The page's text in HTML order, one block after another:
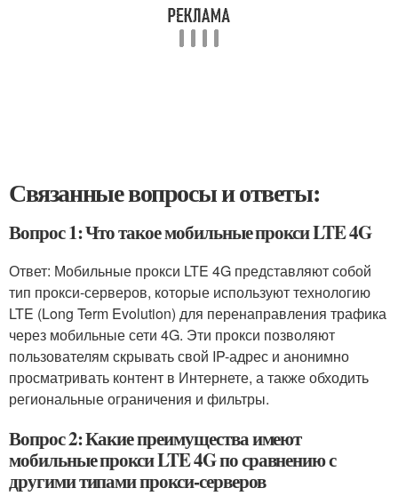
Связанные вопросы и ответы:
Вопрос 1: Что такое мобильные прокси LTE 4G
Ответ: Мобильные прокси LTE 4G представляют собой
тип прокси-серверов, которые используют технологию
LTE (Long Term Evolution) для перенаправления трафика
через мобильные сети 4G. Эти прокси позволяют
пользователям скрывать свой IP-адрес и анонимно
просматривать контент в Интернете, а также обходить
региональные ограничения и фильтры.
Вопрос 2: Какие преимущества имеют
мобильные прокси LTE 4G по сравнению с
другими типами прокси-серверов